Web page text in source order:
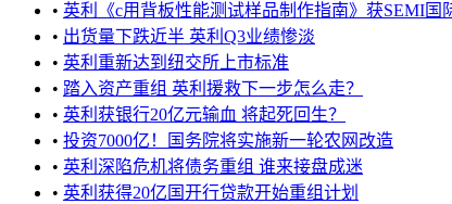
• 英利《c用背板性能测试样品制作指南》获SEMI国
• 出货量下跌近半 英利Q3业绩惨淡
• 英利重新达到纽交所上市标准
• 踏入资产重组 英利援救下一步怎么走？
• 英利获银行20亿元输血 将起死回生？
• 投资7000亿！国务院将实施新一轮农网改造
• 英利深陷危机将债务重组 谁来接盘成迷
• 英利获得20亿国开行贷款开始重组计划